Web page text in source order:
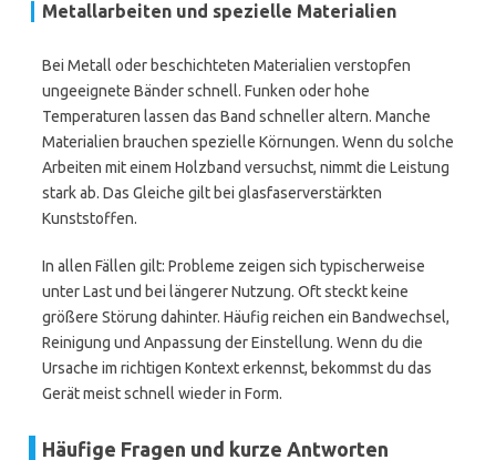
Metallarbeiten und spezielle Materialien
Bei Metall oder beschichteten Materialien verstopfen
ungeeignete Bänder schnell. Funken oder hohe
Temperaturen lassen das Band schneller altern. Manche
Materialien brauchen spezielle Körnungen. Wenn du solche
Arbeiten mit einem Holzband versuchst, nimmt die Leistung
stark ab. Das Gleiche gilt bei glasfaserverstärkten
Kunststoffen.
In allen Fällen gilt: Probleme zeigen sich typischerweise
unter Last und bei längerer Nutzung. Oft steckt keine
größere Störung dahinter. Häufig reichen ein Bandwechsel,
Reinigung und Anpassung der Einstellung. Wenn du die
Ursache im richtigen Kontext erkennst, bekommst du das
Gerät meist schnell wieder in Form.
Häufige Fragen und kurze Antworten